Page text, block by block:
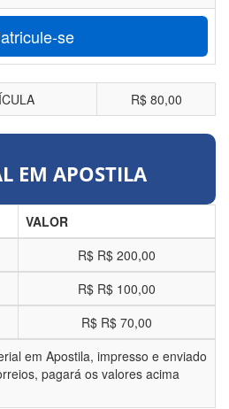
se
R$ 80,00
EM APOSTILA
VALOR
R$ R$ 200,00
R$ R$ 100,00
R$ R$ 70,00
em Apostila, impresso e enviado
pagará os valores acima